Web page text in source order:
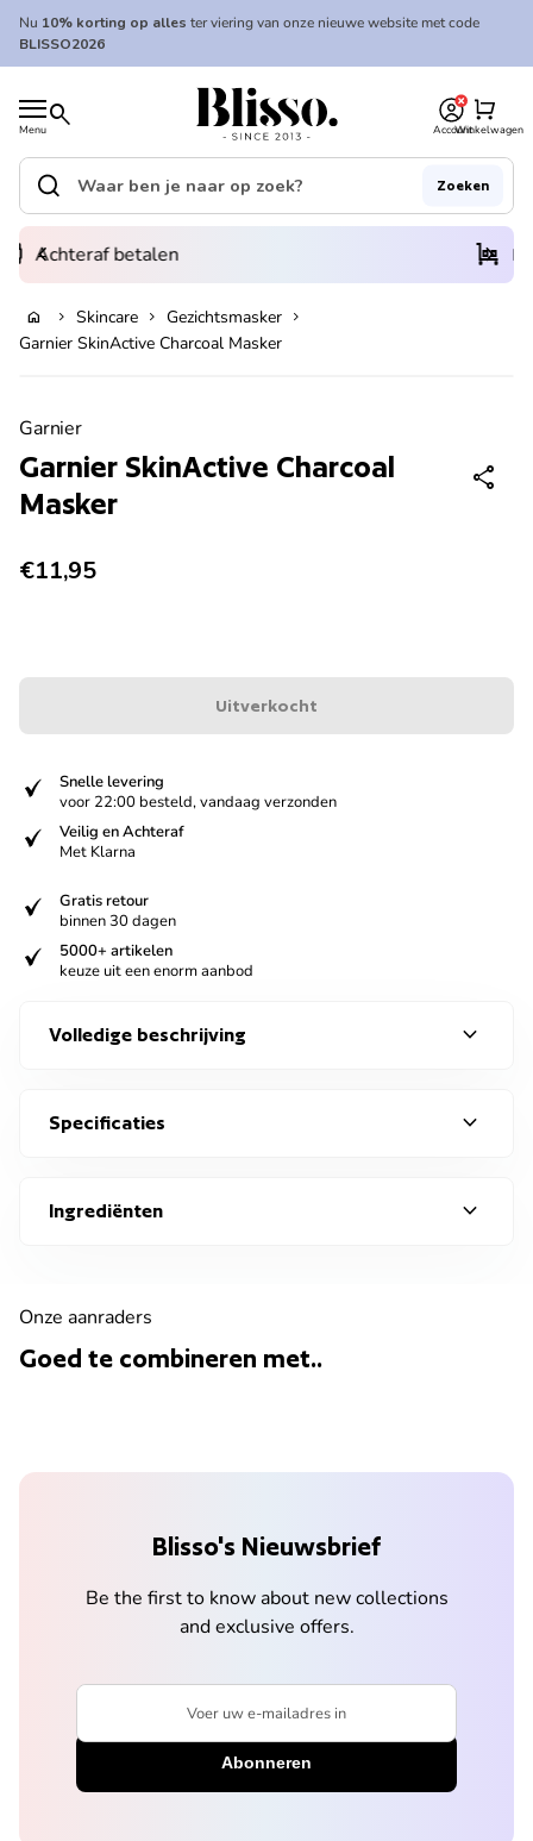
Uitverkocht
Overslaan naar inhoud
Nu 10% korting op alles ter viering van onze nieuwe website met code
BLISSO2026
Menu search
Home
AccountWinkelwagen
shopping_cart
Home
Zoek op"
search Zoeken
(link opent in nieuw tabblad/venster)Meer dan 6000 artikelen
chevron_left chevron_right
home chevron_right Skincare chevron_right Gezichtsmasker chevron_right
Garnier SkinActive Charcoal Masker
Garnier
Garnier SkinActive Charcoal
Masker
share
Normale prijs
€11,95
Uitverkocht
verified
Snelle levering
voor 22:00 besteld, vandaag verzonden
verified
Veilig en Achteraf
Met Klarna
verified
Gratis retour
binnen 30 dagen
verified
5000+ artikelen
keuze uit een enorm aanbod
Volledige beschrijving expand_more
Specificaties expand_more
Ingrediënten expand_more
Onze aanraders
Goed te combineren met..
Blisso's Nieuwsbrief
Be the first to know about new collections
and exclusive offers.
Voer uw e-mailadres in